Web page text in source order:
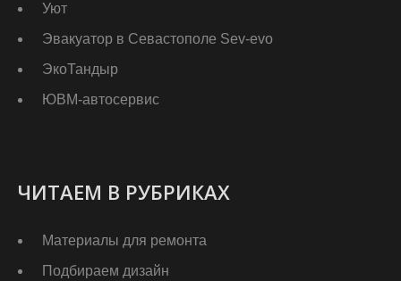
Уют
Эвакуатор в Севастополе Sev-evo
ЭкоТандыр
ЮВМ-автосервис
ЧИТАЕМ В РУБРИКАХ
Материалы для ремонта
Подбираем дизайн